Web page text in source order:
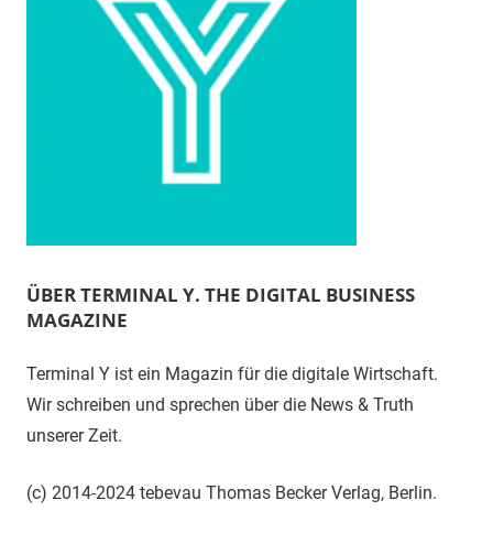
ÜBER TERMINAL Y. THE DIGITAL BUSINESS
MAGAZINE
Terminal Y ist ein Magazin für die digitale Wirtschaft.
Wir schreiben und sprechen über die News & Truth
unserer Zeit.
(c) 2014-2024 tebevau Thomas Becker Verlag, Berlin.